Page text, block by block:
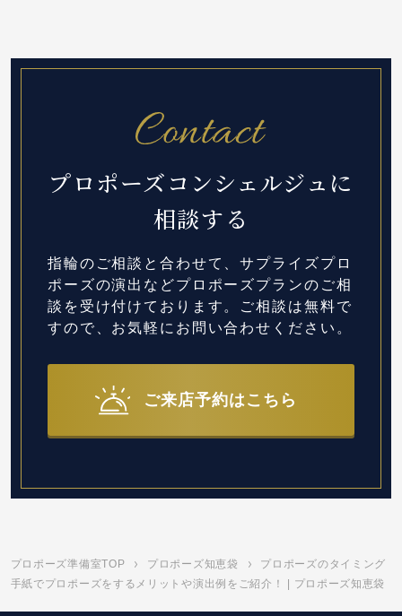
プロポーズコンシェルジュに
相談する
指輪のご相談と合わせて、サプライズプロ
ポーズの演出などプロポーズプランのご相
談を受け付けております。 ご相談は無料で
すので、お気軽にお問い合わせください。
ご来店予約はこちら
プロポーズ準備室TOP プロポーズ知恵袋
プロポーズのタイミング
手紙でプロポーズをするメリットや演出例をご紹介！ | プロポーズ知恵袋